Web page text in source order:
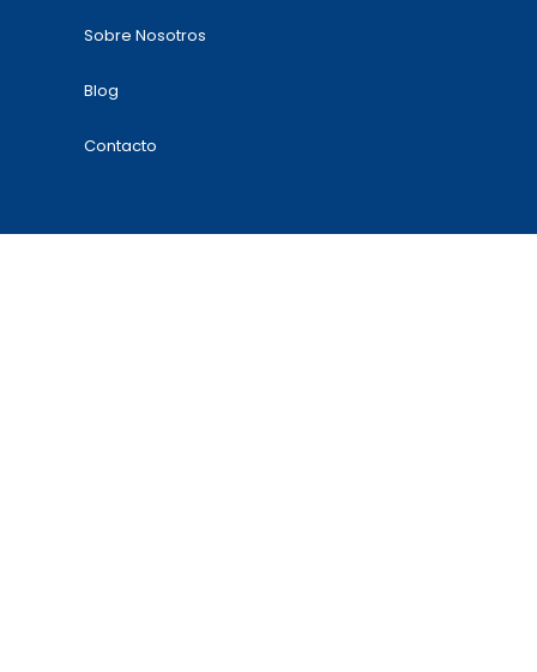
Sobre Nosotros
Blog
Contacto